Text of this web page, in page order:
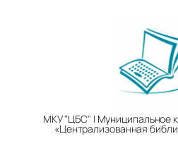
МКУ "ЦБС" | Муниципальное
«Централизованная